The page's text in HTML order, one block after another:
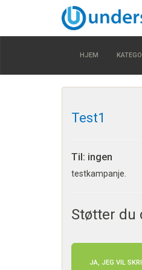
HJEM
Test1
Til: ingen
testkampanje.
Støtter du
JA, JEG VIL